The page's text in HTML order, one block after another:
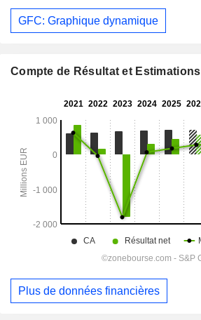
GFC: Graphique dynamique
Compte de Résultat et Estimations
Plus de données financières